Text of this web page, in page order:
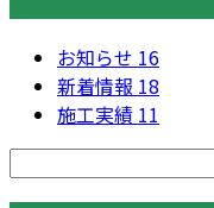
お知らせ 16
新着情報 18
施工実績 11